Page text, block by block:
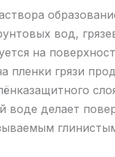
вод,
на
грязи
воде делает